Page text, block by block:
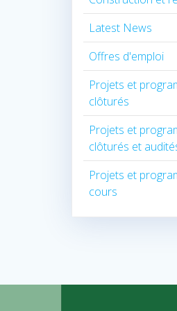
Latest News
Offres d'emploi
Projets et
clôturés
Projets et
clôturés et
Projets et
cours